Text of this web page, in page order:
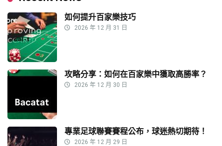
如何提升百家樂技巧
2026 年 12 月 31 日
攻略分享：如何在百家樂中獲取高勝率？
2026 年 12 月 30 日
專業足球聯賽賽程公布，球迷熱切期待！
2026 年 12 月 29 日